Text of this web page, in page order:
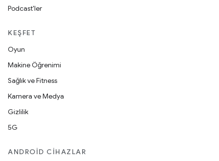
Podcast'ler
KEŞFET
Oyun
Makine Öğrenimi
Sağlık ve Fitness
Kamera ve Medya
Gizlilik
5G
ANDROID CIHAZLAR